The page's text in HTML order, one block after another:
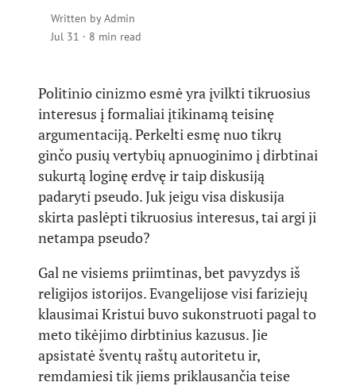
Written byAdmin
Jul 31 · 8 min read
Politinio cinizmo esmė yra įvilkti tikruosius
interesus į formaliai įtikinamą teisinę
argumentaciją. Perkelti esmę nuo tikrų
ginčo pusių vertybių apnuoginimo į dirbtinai
sukurtą loginę erdvę ir taip diskusiją
padaryti pseudo. Juk jeigu visa diskusija
skirta paslėpti tikruosius interesus, tai argi ji
netampa pseudo?
Gal ne visiems priimtinas, bet pavyzdys iš
religijos istorijos. Evangelijose visi fariziejų
klausimai Kristui buvo sukonstruoti pagal to
meto tikėjimo dirbtinius kazusus. Jie
apsistatė šventų raštų autoritetu ir,
remdamiesi tik jiems priklausančia teise